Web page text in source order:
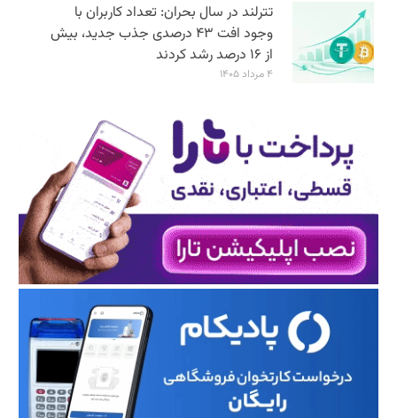
تترلند در سال بحران: تعداد کاربران با
وجود افت ۴۳ درصدی جذب جدید، بیش
از ۱۶ درصد رشد کردند
۴ مرداد ۱۴۰۵